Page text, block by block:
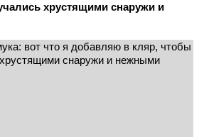
хрустящими снаружи и